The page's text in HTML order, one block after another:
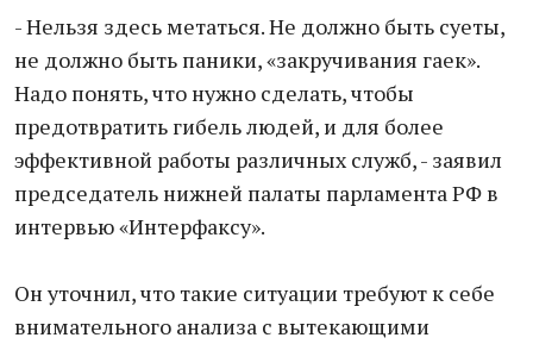
- Нельзя здесь метаться. Не должно быть суеты,
не должно быть паники, «закручивания гаек».
Надо понять, что нужно сделать, чтобы
предотвратить гибель людей, и для более
эффективной работы различных служб, - заявил
председатель нижней палаты парламента РФ в
интервью «Интерфаксу».
Он уточнил, что такие ситуации требуют к себе
внимательного анализа с вытекающими